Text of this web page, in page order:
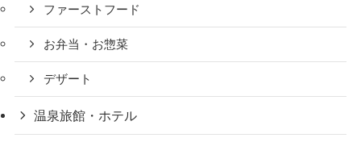
ファーストフード
お弁当・お惣菜
デザート
温泉旅館・ホテル